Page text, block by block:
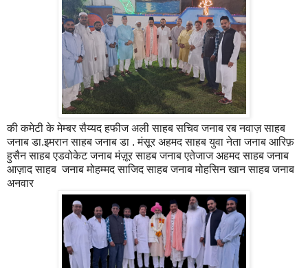
की कमेटी के मेम्बर सैय्यद हफीज अली साहब सचिव जनाब रब नवाज़ साहब
जनाब डा.इमरान साहब जनाब डा . मंसूर अहमद साहब युवा नेता जनाब आरिफ़
हुसैन साहब एडवोकेट जनाब मंज़ूर साहब जनाब एतेजाज अहमद साहब जनाब
आज़ाद साहब जनाब मोहम्मद साजिद साहब जनाब मोहसिन खान साहब जनाब
अनवार